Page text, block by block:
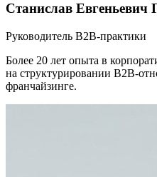
Станислав Евгеньевич
Руководитель B2B-практики
Более 20 лет опыта в
на структурировании B2B-
франчайзинге.